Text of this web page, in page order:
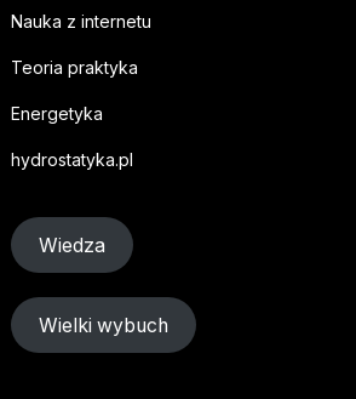
Nauka z internetu
Teoria praktyka
Energetyka
hydrostatyka.pl
Wiedza
Wielki wybuch